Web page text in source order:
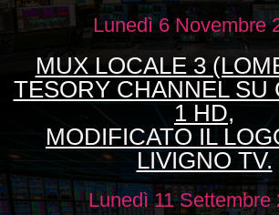
Lunedì 6 Novembre
MUX LOCALE 3
TESORY CHANNEL SU
1 HD,
MODIFICATO IL
LIVIGNO TV.
Lunedì 11 Settembre